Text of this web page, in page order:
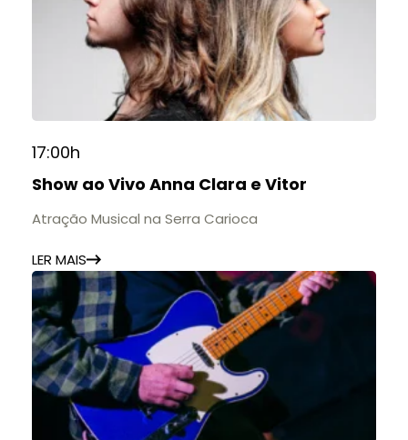
17:00h
Show ao Vivo Anna Clara e Vitor
Atração Musical na Serra Carioca
LER MAIS